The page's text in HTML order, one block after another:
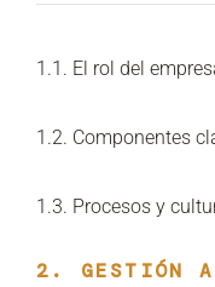
1.1. El rol del
1.2. Componentes
1.3. Procesos y
2. GESTIÓN